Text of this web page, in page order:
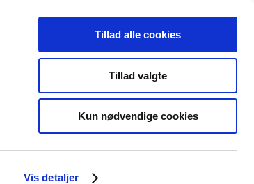
Vis detaljer
Tillad alle cookies
Tillad valgte
Kun nødvendige cookies
+45 44 85 90 00
Ny kunde
Ledningskanaler Opmærkning Forgreningsmateriel